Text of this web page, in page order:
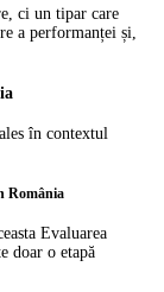
ci un tipar care
a performanței și,
în contextul
România
Evaluarea
doar o etapă